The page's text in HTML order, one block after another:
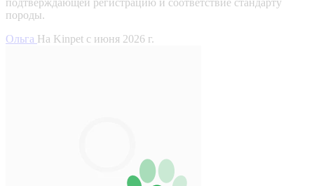
породы.
Ольга На Kinpet c июня 2026 г.